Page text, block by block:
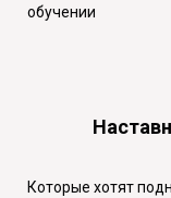
обучении
Которые хотят